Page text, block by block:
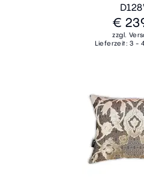
€
zzgl.
Lieferzeit: 3 -